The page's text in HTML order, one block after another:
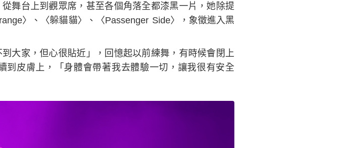
舞台上到觀眾席，甚至各個角落全都漆黑一片，她除提
〉、〈躲貓貓〉、〈Passenger Side〉，象徵進入黑
大家，但心很貼近」，回憶起以前練舞，有時候會閉上
到皮膚上，「身體會帶著我去體驗一切，讓我很有安全